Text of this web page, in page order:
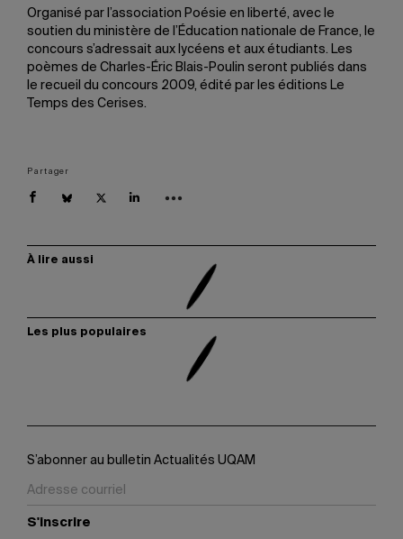
Organisé par l’association Poésie en liberté, avec le
soutien du ministère de l’Éducation nationale de France, le
concours s’adressait aux lycéens et aux étudiants. Les
poèmes de Charles-Éric Blais-Poulin seront publiés dans
le recueil du concours 2009, édité par les éditions Le
Temps des Cerises.
Partager
À lire aussi
Les plus populaires
S’abonner au bulletin Actualités UQAM
S'inscrire